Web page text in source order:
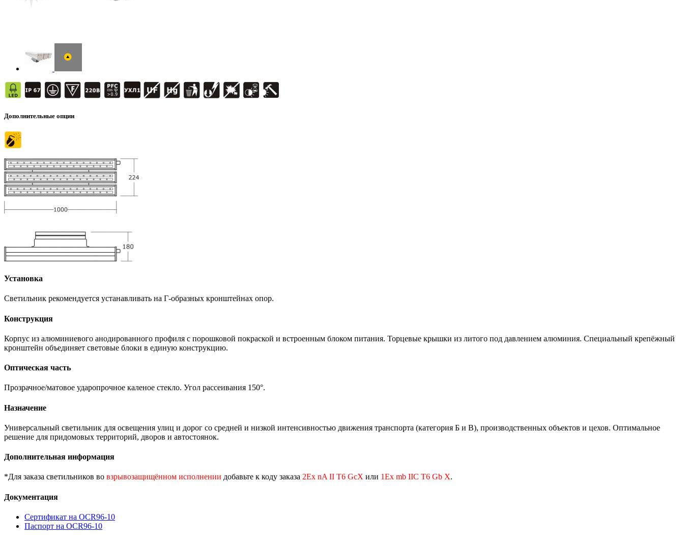
Дополнительные опции
Установка
Светильник рекомендуется устанавливать на Г-образных кронштейнах опор.
Конструкция
Корпус из алюминиевого анодированного профиля с порошковой покраской и встроенным блоком питания. Торцевые крышки из литого под давлением алюминия. Специальный крепёжный
кронштейн объединяет световые блоки в единую конструкцию.
Оптическая часть
Прозрачное/матовое ударопрочное каленое стекло. Угол рассеивания 150°.
Назначение
Универсальный светильник для освещения улиц и дорог со средней и низкой интенсивностью движения транспорта (категория Б и В), производственных объектов и цехов. Оптимальное
решение для придомовых территорий, дворов и автостоянок.
Дополнительная информация
*Для заказа светильников во взрывозащищённом исполнении добавьте к коду заказа 2Ех nA II T6 GcX или 1Ex mb IIC T6 Gb X.
Документация
Сертификат на OCR96-10
Паспорт на OCR96-10